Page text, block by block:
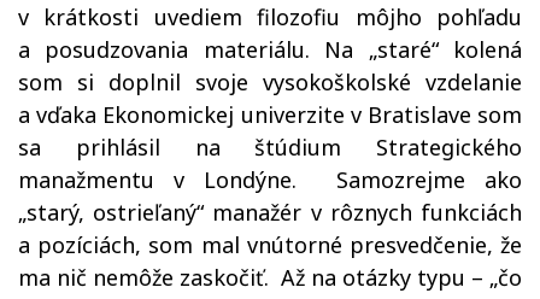
v krátkosti uvediem filozofiu môjho pohľadu
a posudzovania materiálu. Na „staré“ kolená
som si doplnil svoje vysokoškolské vzdelanie
a vďaka Ekonomickej univerzite v Bratislave som
sa prihlásil na štúdium Strategického
manažmentu v Londýne.
Samozrejme ako
„starý, ostrieľaný“ manažér v rôznych funkciách
a pozíciách, som mal vnútorné presvedčenie, že
ma nič nemôže zaskočiť. Až na otázky typu – „čo